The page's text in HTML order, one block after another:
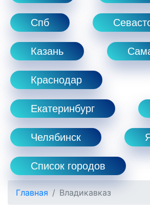
Спб
Казань
Краснодар
Екатеринбург
Челябинск
Список городов
Главная Владикавказ